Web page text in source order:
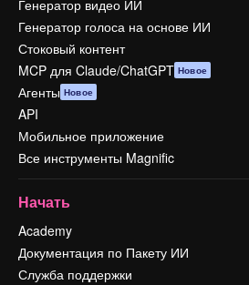
Генератор видео ИИ
Генератор голоса на основе ИИ
Стоковый контент
MCP для Claude/ChatGPT Новое
Агенты Новое
API
Мобильное приложение
Все инструменты Magnific
Начать
Academy
Документация по Пакету ИИ
Служба поддержки